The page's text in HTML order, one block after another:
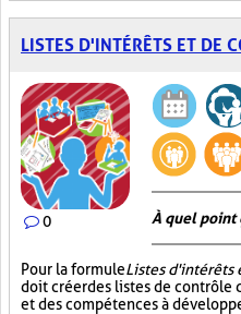
LISTES D'INTÉRÊTS ET DE
0 À quel point
Pour la formuleListes d'intérêts
doit créer des listes de contrôle
et des compétences à